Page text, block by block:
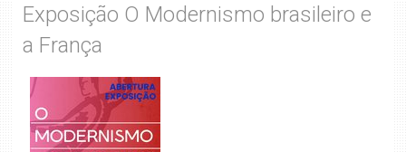
Exposição O Modernismo brasileiro e
a França